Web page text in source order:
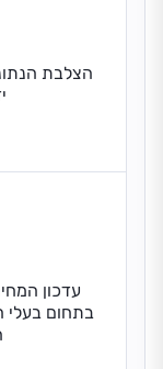
הצלבת
עדכון
בתחום בעלי